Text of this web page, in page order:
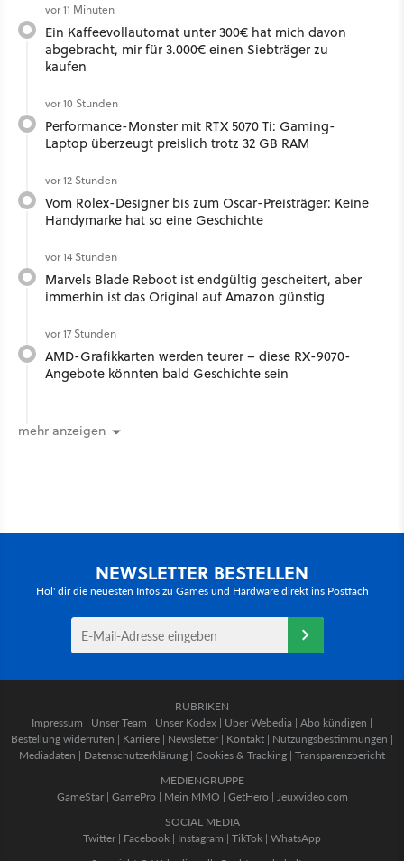
vor 11 Minuten
Ein Kaffeevollautomat unter 300€ hat mich davon
abgebracht, mir für 3.000€ einen Siebträger zu
kaufen
vor 10 Stunden
Performance-Monster mit RTX 5070 Ti: Gaming-
Laptop überzeugt preislich trotz 32 GB RAM
vor 12 Stunden
Vom Rolex-Designer bis zum Oscar-Preisträger: Keine
Handymarke hat so eine Geschichte
vor 14 Stunden
Marvels Blade Reboot ist endgültig gescheitert, aber
immerhin ist das Original auf Amazon günstig
vor 17 Stunden
AMD-Grafikkarten werden teurer – diese RX-9070-
Angebote könnten bald Geschichte sein
mehr anzeigen
NEWSLETTER BESTELLEN
Hol' dir die neuesten Infos zu Games und Hardware direkt ins Postfach
RUBRIKEN
Impressum | Unser Team | Unser Kodex | Über Webedia | Abo kündigen |
Bestellung widerrufen | Karriere | Newsletter | Kontakt | Nutzungsbestimmungen |
Mediadaten | Datenschutzerklärung | Cookies & Tracking | Transparenzbericht
MEDIENGRUPPE
GameStar| GamePro | Mein MMO | GetHero | Jeuxvideo.com
SOCIAL MEDIA
Twitter | Facebook | Instagram | TikTok | WhatsApp